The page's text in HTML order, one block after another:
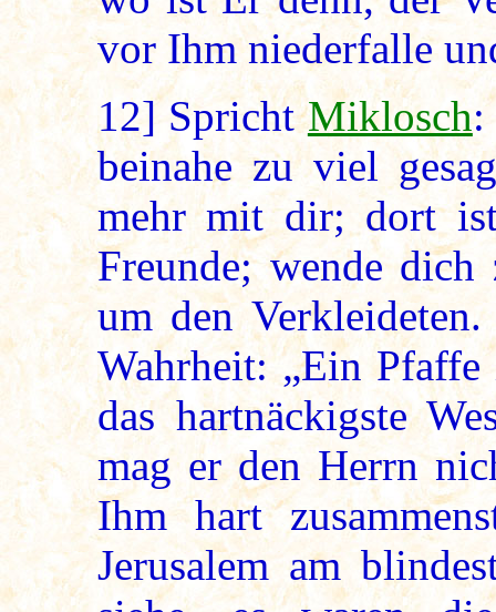
vor Ihm niederfalle
12]SprichtMiklosch:
beinahe zu viel
mehr mit dir; dort
Freunde; wende
um den
Wahrheit: „Ein
das hartnäckigste
mag er den Herrn
Ihm hart
Jerusalem am